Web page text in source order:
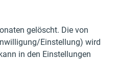
gelöscht. Die von
Einstellung) wird
in den Einstellungen